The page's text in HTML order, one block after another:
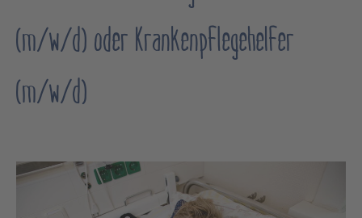
(m/w/d) oder Krankenpflegehelfer
(m/w/d)